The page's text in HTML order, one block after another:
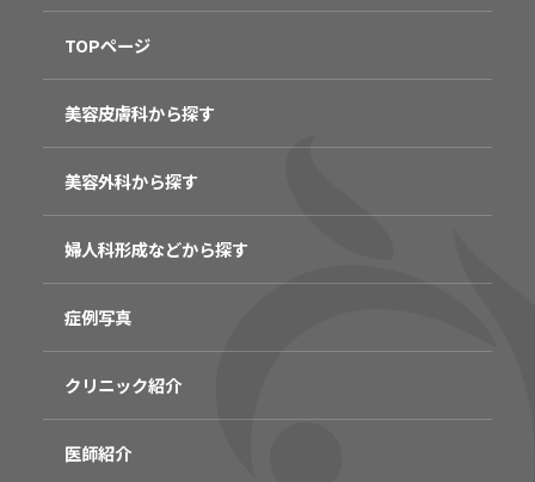
TOPページ
美容皮膚科から探す
美容外科から探す
婦人科形成などから探す
症例写真
クリニック紹介
医師紹介